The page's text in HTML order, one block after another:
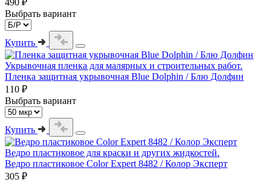
490 ₽
Выбрать вариант
Купить
Укрывочная пленка для малярных и строительных работ.
Пленка защитная укрывочная Blue Dolphin / Блю Долфин
110 ₽
Выбрать вариант
Купить
Ведро пластиковое для краски и других жидкостей.
Ведро пластиковое Color Expert 8482 / Колор Эксперт
305 ₽